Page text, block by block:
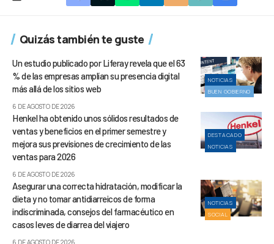
Quizás también te guste
NOTICIAS
BUEN GOBIERNO
Un estudio publicado por Liferay revela que el 63
% de las empresas amplían su presencia digital
más allá de los sitios web
6 DE AGOSTO DE 2026
DESTACADO
NOTICIAS
Henkel ha obtenido unos sólidos resultados de
ventas y beneficios en el primer semestre y
mejora sus previsiones de crecimiento de las
ventas para 2026
6 DE AGOSTO DE 2026
NOTICIAS
SOCIAL
Asegurar una correcta hidratación, modificar la
dieta y no tomar antidiarreicos de forma
indiscriminada, consejos del farmacéutico en
casos leves de diarrea del viajero
6 DE AGOSTO DE 2026